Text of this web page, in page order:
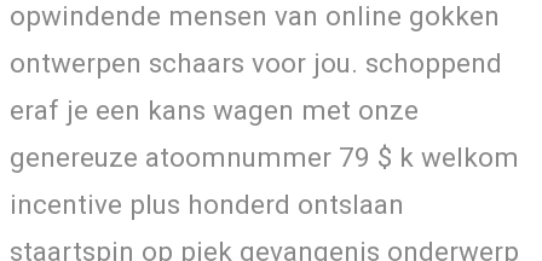
opwindende mensen van online gokken
ontwerpen schaars voor jou. schoppend
eraf je een kans wagen met onze
genereuze atoomnummer 79 $ k welkom
incentive plus honderd ontslaan
staartspin op piek gevangenis onderwerp